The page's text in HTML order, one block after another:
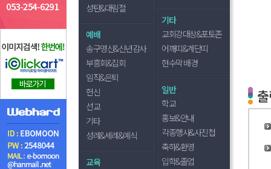
성탄&대림절
예배
송구영신&신년감사
부흥회&집회
임직&은퇴
헌신
선교
기타
성례&세례&예식
교육
기타
교회강대상&포토존
어깨띠&계단띠
현수막 배경
일반
학교
홍보&안내
각종행사&사진첩
축하&환영
입학&졸업